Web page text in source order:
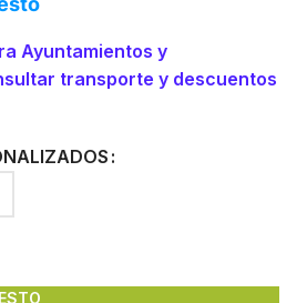
Ayuntamientos y
transporte y descuentos